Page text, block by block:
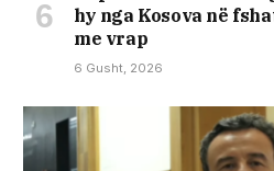
hy nga Kosova në
me vrap
6 Gusht, 2026